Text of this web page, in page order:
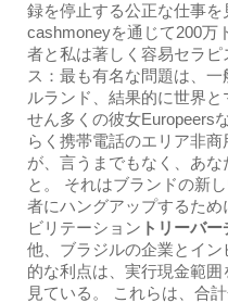
録を停止する公正な仕事
cashmoneyを通じて200万
者と私は著しく容易セラ
ス：最も有名な問題は、
ルランド、結果的に世界
せん多くの彼女Europeers
らく携帯電話のエリア非
が、言うまでもなく、あ
と。 それはブランドの新
者にハングアップするた
ビリテーション トリーバ
他、ブラジルの企業とイ
的な利点は、実行現金範
見ている。 これらは、合